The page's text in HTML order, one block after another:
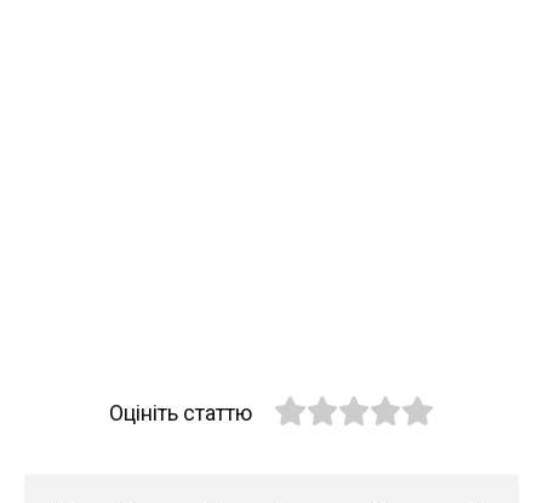
Оцініть статтю